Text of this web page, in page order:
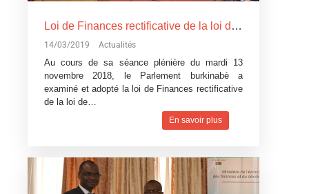
Loi de Finances rectificative de la loi de Finances pour l’exécution du budget 2018: Un réajustement pour tenir compte du contexte difficile
14/03/2019 Actualités
Au cours de sa séance plénière du mardi 13
novembre 2018, le Parlement burkinabè a
examiné et adopté la loi de Finances rectificative
de la loi de…
En savoir plus